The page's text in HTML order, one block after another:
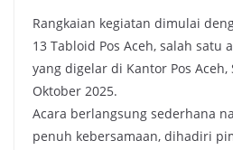
Rangkaian kegiatan dimulai
13 Tabloid Pos Aceh, salah satu
yang digelar di Kantor Pos Aceh,
Oktober 2025.
Acara berlangsung sederhana
penuh kebersamaan, dihadiri